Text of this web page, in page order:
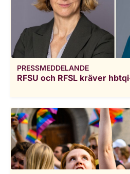
PRESSMEDDELANDE
RFSU och RFSL kräver